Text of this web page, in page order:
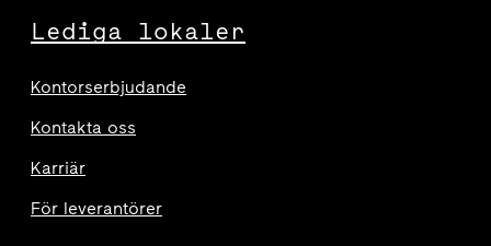
Lediga lokaler
Kontorserbjudande
Kontakta oss
Karriär
För leverantörer